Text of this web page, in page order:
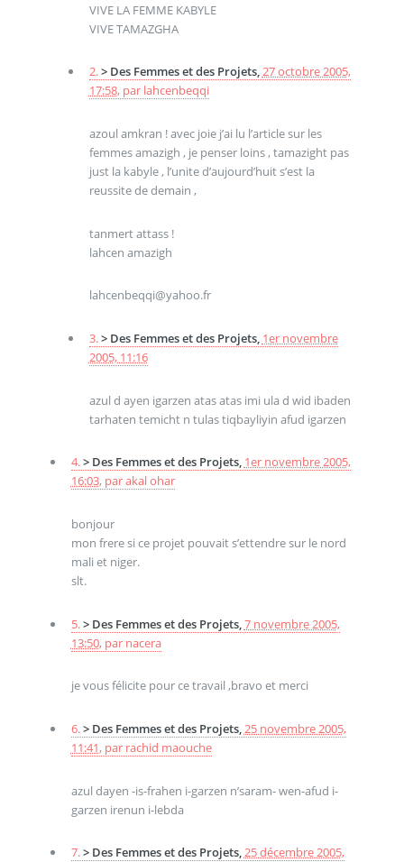
VIVE LA FEMME KABYLE
VIVE TAMAZGHA
2.> Des Femmes et des Projets,27 octobre 2005,
17:58, par lahcenbeqqi
azoul amkran ! avec joie j’ai lu l’article sur les
femmes amazigh , je penser loins , tamazight pas
just la kabyle , l’unite d’aujourd’huit s’est la
reussite de demain ,
tanmert attass !
lahcen amazigh
lahcenbeqqi@yahoo.fr
3.> Des Femmes et des Projets, 1er novembre
2005, 11:16
azul d ayen igarzen atas atas imi ula d wid ibaden
tarhaten temicht n tulas tiqbayliyin afud igarzen
4.> Des Femmes et des Projets, 1er novembre 2005,
16:03, parakal ohar
bonjour
mon frere si ce projet pouvait s’ettendre sur le nord
mali et niger.
slt.
5.> Des Femmes et des Projets, 7 novembre 2005,
13:50, par nacera
je vous félicite pour ce travail ,bravo et merci
6.> Des Femmes et des Projets,25 novembre 2005,
11:41, par rachid maouche
azul dayen -is-frahen i-garzen n’saram- wen-afud i-
garzen irenun i-lebda
7.> Des Femmes et des Projets,25 décembre 2005,